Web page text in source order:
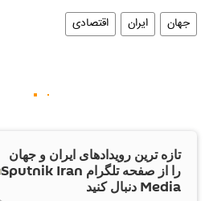
جهان ایران اقتصادی
تازه ترین رویدادهای ایران و جهان
را از صفحه تلگرام Sputnik Iran
Media دنبال کنید